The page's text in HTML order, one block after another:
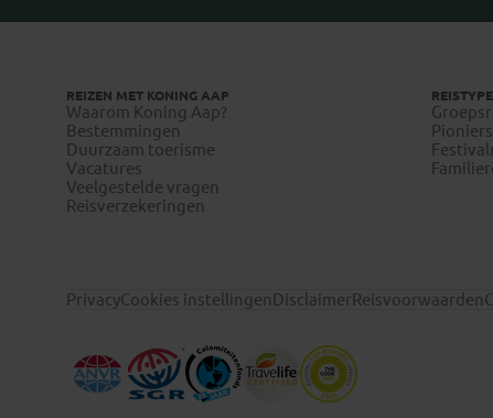
REIZEN MET KONING AAP
Waarom Koning Aap?
Bestemmingen
Duurzaam toerisme
Vacatures
Veelgestelde vragen
Reisverzekeringen
PrivacyCookies instellingen DisclaimerReisvoorwaarden